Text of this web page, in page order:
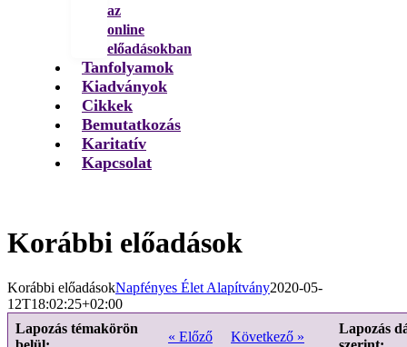
az
online
előadásokban
Tanfolyamok
Kiadványok
Cikkek
Bemutatkozás
Karitatív
Kapcsolat
Korábbi előadások
Korábbi előadásokNapfényes Élet Alapítvány2020-05-
12T18:02:25+02:00
Lapozás témakörön
« Előző Következő »
Lapozás